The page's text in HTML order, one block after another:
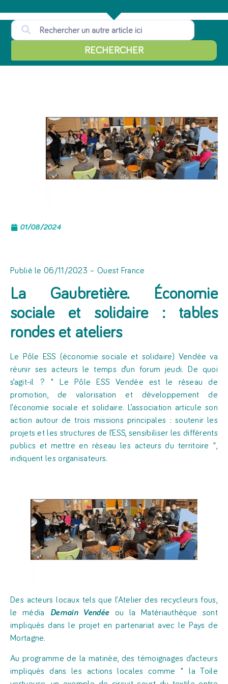
RECHERCHER
01/08/2024
Publié le 06/11/2023 – Ouest France
La Gaubretière. Économie
sociale et solidaire : tables
rondes et ateliers
Le Pôle ESS (économie sociale et solidaire) Vendée va
réunir ses acteurs le temps d’un forum jeudi. De quoi
s’agit-il ?
Le Pôle ESS Vendée est le réseau de
promotion, de valorisation et développement de
l’économie sociale et solidaire. L’association articule son
action autour de trois missions principales : soutenir les
projets et les structures de l’ESS, sensibiliser les différents
publics et mettre en réseau les acteurs du territoire ,
indiquent les organisateurs.
Des acteurs locaux tels que l’Atelier des recycleurs fous,
le média Demain Vendéeou la Matériauthèque sont
impliqués dans le projet en partenariat avec le Pays de
Mortagne.
Au programme de la matinée, des témoignages d’acteurs
impliqués dans les actions locales comme
la Toile